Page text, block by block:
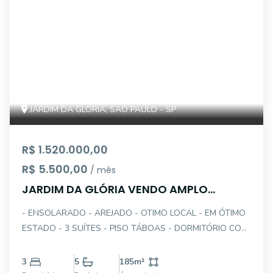
JARDIM DA GLÓRIA, SAO PAULO - SP
R$ 1.520.000,00
R$ 5.500,00 / mês
JARDIM DA GLÓRIA VENDO AMPLO
- ENSOLARADO - AREJADO - OTIMO LOCAL - EM ÓTIMO
ESTADO - 3 SUÍTES - PISO TÁBOAS - DORMITÓRIO COM
COPA/COZINHA - PLANEJADA - ARMÁRIOS - AR
3 5 185m²